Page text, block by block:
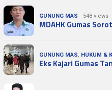
GUNUNG MAS 548 views
MDAHK Gumas
GUNUNG MAS, HUKUM &
Eks Kajari Gumas